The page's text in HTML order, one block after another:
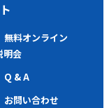
無料オンライン
明会
Q & A
お問い合わせ